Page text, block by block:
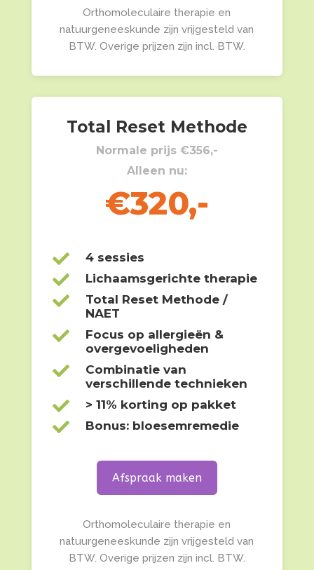
Orthomoleculaire therapie en
natuurgeneeskunde zijn vrijgesteld van
BTW. Overige prijzen zijn incl. BTW.
Total Reset Methode
Normale prijs €356,-
Alleen nu:
€320,-
 4 sessies
 Lichaamsgerichte therapie

Total Reset Methode /
NAET

Focus op allergieën &
overgevoeligheden

Combinatie van
verschillende technieken
 > 11% korting op pakket
 Bonus: bloesemremedie
Afspraak maken
Orthomoleculaire therapie en
natuurgeneeskunde zijn vrijgesteld van
BTW. Overige prijzen zijn incl. BTW.